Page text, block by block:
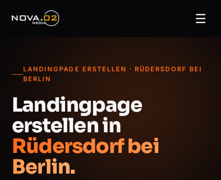
☰
LANDINGPAGE ERSTELLEN · RÜDERSDORF BEI
BERLIN
Landingpage
erstellen in
Rüdersdorf bei
Berlin.